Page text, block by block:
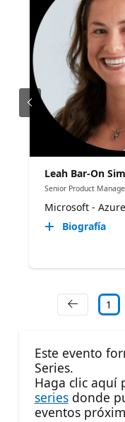
Leah Bar-On
Senior Product
Microsoft -
Biografía
1
Este evento
Series.
Haga clic aquí
seriesdonde
eventos